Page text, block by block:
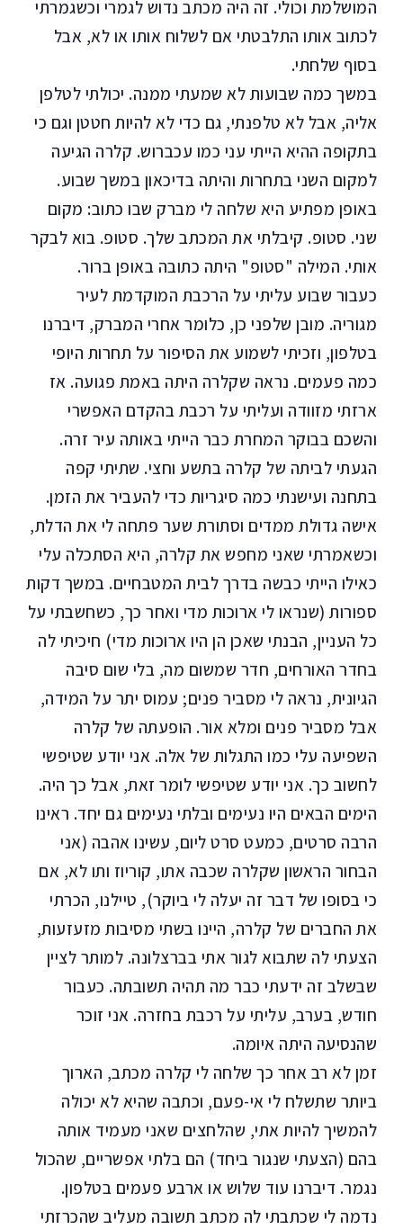
המושלמת וכולי. זה היה מכתב נדוש לגמרי וכשגמרתי
לכתוב אותו התלבטתי אם לשלוח אותו או לא, אבל
בסוף שלחתי.
במשך כמה שבועות לא שמעתי ממנה. יכולתי לטלפן
אליה, אבל לא טלפנתי, גם כדי לא להיות חטטן וגם כי
בתקופה ההיא הייתי עני כמו עכברוש. קלרה הגיעה
למקום השני בתחרות והיתה בדיכאון במשך שבוע.
באופן מפתיע היא שלחה לי מברק שבו כתוב: מקום
שני. סטופ. קיבלתי את המכתב שלך. סטופ. בוא לבקר
אותי. המילה "סטופ" היתה כתובה באופן ברור.
כעבור שבוע עליתי על הרכבת המוקדמת לעיר
מגוריה. מובן שלפני כן, כלומר אחרי המברק, דיברנו
בטלפון, וזכיתי לשמוע את הסיפור על תחרות היופי
כמה פעמים. נראה שקלרה היתה באמת פגועה. אז
ארזתי מזוודה ועליתי על רכבת בהקדם האפשרי
והשכם בבוקר המחרת כבר הייתי באותה עיר זרה.
הגעתי לביתה של קלרה בתשע וחצי. שתיתי קפה
בתחנה ועישנתי כמה סיגריות כדי להעביר את הזמן.
אישה גדולת ממדים וסתורת שער פתחה לי את הדלת,
וכשאמרתי שאני מחפש את קלרה, היא הסתכלה עלי
כאילו הייתי כבשה בדרך לבית המטבחיים. במשך דקות
ספורות (שנראו לי ארוכות מדי ואחר כך, כשחשבתי על
כל העניין, הבנתי שאכן הן היו ארוכות מדי) חיכיתי לה
בחדר האורחים, חדר שמשום מה, בלי שום סיבה
הגיונית, נראה לי מסביר פנים; עמוס יתר על המידה,
אבל מסביר פנים ומלא אור. הופעתה של קלרה
השפיעה עלי כמו התגלות של אלה. אני יודע שטיפשי
לחשוב כך. אני יודע שטיפשי לומר זאת, אבל כך היה.
הימים הבאים היו נעימים ובלתי נעימים גם יחד. ראינו
הרבה סרטים, כמעט סרט ליום, עשינו אהבה (אני
הבחור הראשון שקלרה שכבה אתו, קוריוז ותו לא, אם
כי בסופו של דבר זה יעלה לי ביוקר), טיילנו, הכרתי
את החברים של קלרה, היינו בשתי מסיבות מזעזעות,
הצעתי לה שתבוא לגור אתי בברצלונה. למותר לציין
שבשלב זה ידעתי כבר מה תהיה תשובתה. כעבור
חודש, בערב, עליתי על רכבת בחזרה. אני זוכר
שהנסיעה היתה איומה.
זמן לא רב אחר כך שלחה לי קלרה מכתב, הארוך
ביותר שתשלח לי אי-פעם, וכתבה שהיא לא יכולה
להמשיך להיות אתי, שהלחצים שאני מעמיד אותה
בהם (הצעתי שנגור ביחד) הם בלתי אפשריים, שהכול
נגמר. דיברנו עוד שלוש או ארבע פעמים בטלפון.
נדמה לי שכתבתי לה מכתב תשובה מעליב שהכרזתי